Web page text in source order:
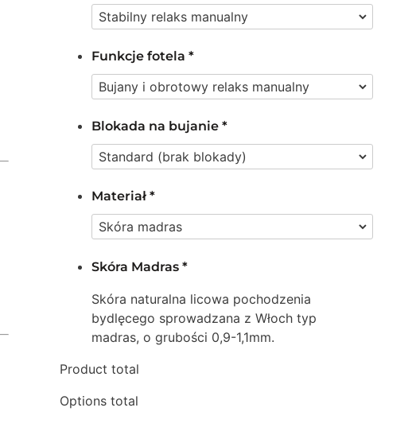
Funkcje fotela *
Blokada na bujanie *
Materiał *
Skóra Madras *
Skóra naturalna licowa pochodzenia
bydlęcego sprowadzana z Włoch typ
madras, o grubości 0,9-1,1mm.
Product total
Options total